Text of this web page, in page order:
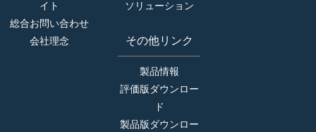
イト
総合お問い合わせ
会社理念
ソリューション
その他リンク
製品情報
評価版ダウンロー
ド
製品版ダウンロー